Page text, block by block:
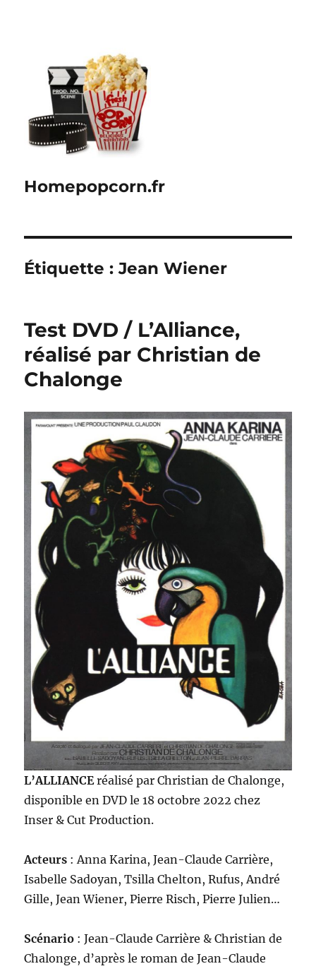
Homepopcorn.fr
Étiquette :Jean Wiener
Test DVD / L’Alliance,
réalisé par Christian de
Chalonge
L’ALLIANCEréalisé par Christian de Chalonge,
disponible en DVD le 18 octobre 2022 chez
Inser & Cut Production.
Acteurs : Anna Karina, Jean-Claude Carrière,
Isabelle Sadoyan, Tsilla Chelton, Rufus, André
Gille, Jean Wiener, Pierre Risch, Pierre Julien…
Scénario : Jean-Claude Carrière & Christian de
Chalonge, d’après le roman de Jean-Claude